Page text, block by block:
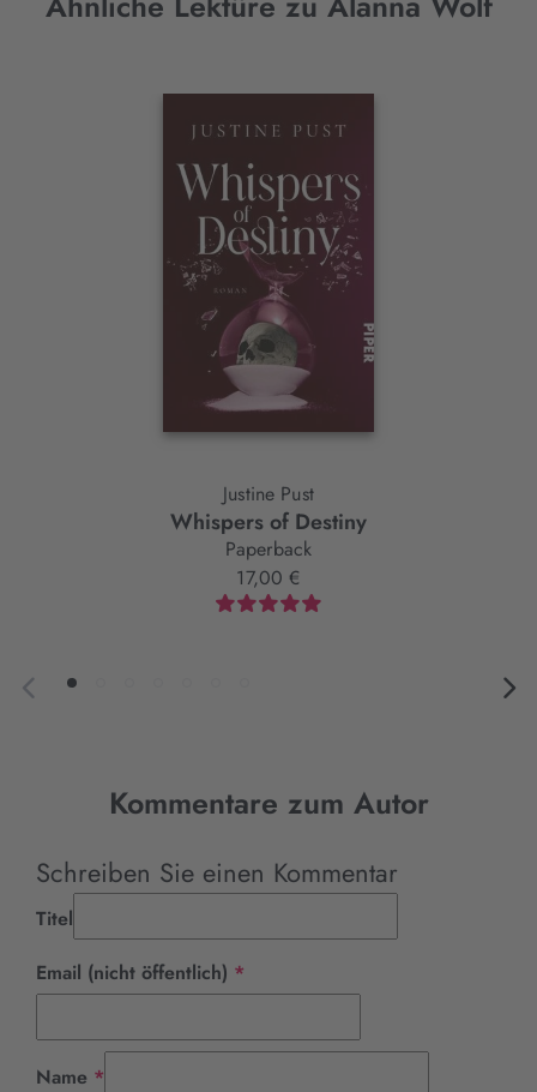
Justine Pust
Whispers of Destiny
Paperback
17,00 €
Kommentare zum Autor
Schreiben Sie einen Kommentar
Titel
Email (nicht öffentlich) *
Name *